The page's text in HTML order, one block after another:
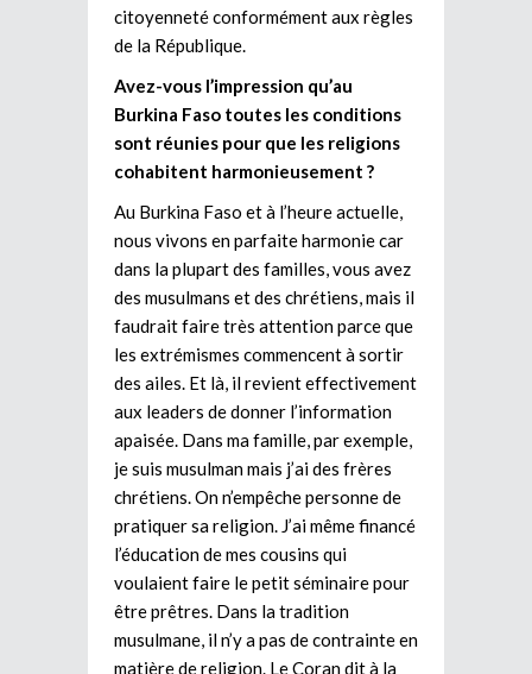
citoyenneté conformément aux règles
de la République.
Avez-vous l’impression qu’au
Burkina Faso toutes les conditions
sont réunies pour que les religions
cohabitent harmonieusement ?
Au Burkina Faso et à l’heure actuelle,
nous vivons en parfaite harmonie car
dans la plupart des familles, vous avez
des musulmans et des chrétiens, mais il
faudrait faire très attention parce que
les extrémismes commencent à sortir
des ailes. Et là, il revient effectivement
aux leaders de donner l’information
apaisée. Dans ma famille, par exemple,
je suis musulman mais j’ai des frères
chrétiens. On n’empêche personne de
pratiquer sa religion. J’ai même financé
l’éducation de mes cousins qui
voulaient faire le petit séminaire pour
être prêtres. Dans la tradition
musulmane, il n’y a pas de contrainte en
matière de religion. Le Coran dit à la